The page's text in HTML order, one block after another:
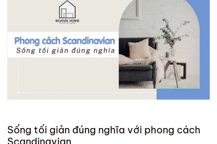
Sống tối giản đúng nghĩa với phong cách
Scandinavian